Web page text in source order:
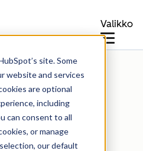
site. Some
website and services
are optional
including
can consent to all
or manage
our default
Valikko
wiedzy